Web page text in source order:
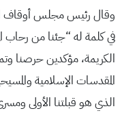
وقال رئيس مجلس أوقاف
في كلمة له “جئنا من رحاب
الكريمة، مؤكدين حرصنا
المقدسات الإسلامية
الذي هو قبلتنا الأولى